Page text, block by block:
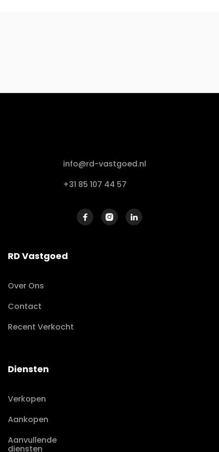
info@rd-vastgoed.nl
+31 85 107 44 57
  
RD Vastgoed
Over Ons
Contact
Recent Verkocht
Diensten
Verkopen
Aankopen
Aanvullende
diensten